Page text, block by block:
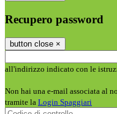
Recupero password
button close ×
all'indirizzo indicato con le
Non hai una e-mail associata al
tramite la Login Spaggiari